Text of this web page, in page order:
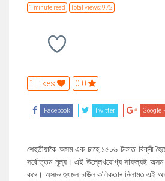
1 minute read Total views: 972
1 Likes 0.0
Facebook Twitter Google
শেহতীয়াকৈ অসম এক চাহে ১৫০৬ টকাত বিক্ৰী
সৰ্বোত্তম মূল্য। এই উল্লেখযোগ্য সাফল্যই অসম
কৰে। অসমৰ হুখমল চাউল কলিকতাৰ নিলামত এই